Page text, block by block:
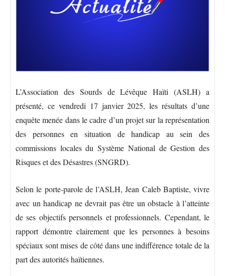
L’Association des Sourds de Lévêque Haïti (ASLH) a
présenté, ce vendredi 17 janvier 2025, les résultats d’une
enquête menée dans le cadre d’un projet sur la représentation
des personnes en situation de handicap au sein des
commissions locales du Système National de Gestion des
Risques et des Désastres (SNGRD).
Selon le porte-parole de l’ASLH, Jean Caleb Baptiste, vivre
avec un handicap ne devrait pas être un obstacle à l’atteinte
de ses objectifs personnels et professionnels. Cependant, le
rapport démontre clairement que les personnes à besoins
spéciaux sont mises de côté dans une indifférence totale de la
part des autorités haïtiennes.